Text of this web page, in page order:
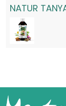
NATUR